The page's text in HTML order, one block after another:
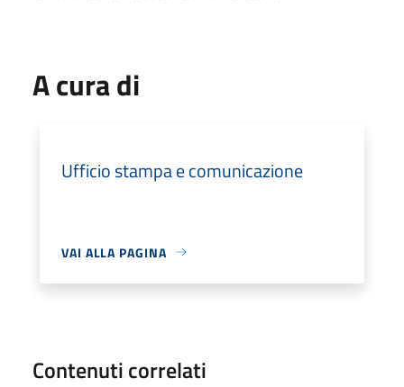
A cura di
Ufficio stampa e comunicazione
VAI ALLA PAGINA
Contenuti correlati